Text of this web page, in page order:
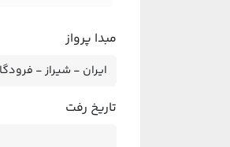
مبدا پرواز
تاریخ رفت